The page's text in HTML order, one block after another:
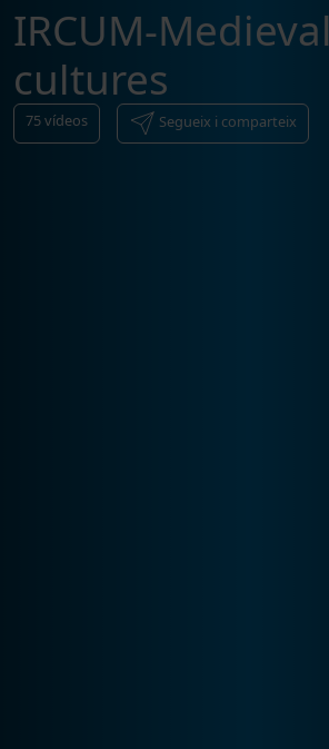
IRCUM-Medieval
cultures
75vídeos Segueix i comparteix